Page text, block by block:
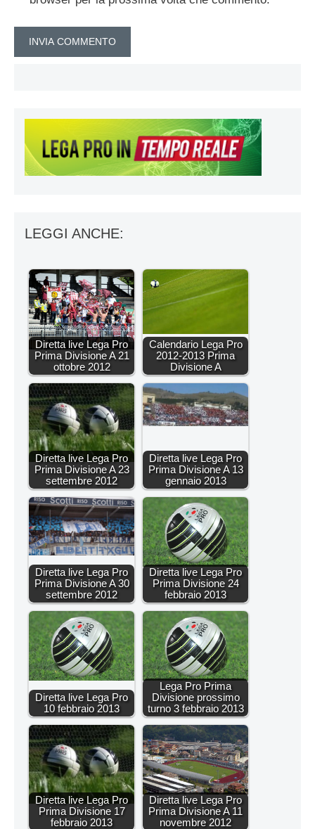
LEGGI ANCHE:
Diretta live Lega Pro
Prima Divisione A 21
ottobre 2012
Calendario Lega Pro
2012-2013 Prima
Divisione A
Diretta live Lega Pro
Prima Divisione A 23
settembre 2012
Diretta live Lega Pro
Prima Divisione A 13
gennaio 2013
Diretta live Lega Pro
Prima Divisione A 30
settembre 2012
Diretta live Lega Pro
Prima Divisione 24
febbraio 2013
Diretta live Lega Pro
10 febbraio 2013
Lega Pro Prima
Divisione prossimo
turno 3 febbraio 2013
Diretta live Lega Pro
Prima Divisione 17
febbraio 2013
Diretta live Lega Pro
Prima Divisione A 11
novembre 2012